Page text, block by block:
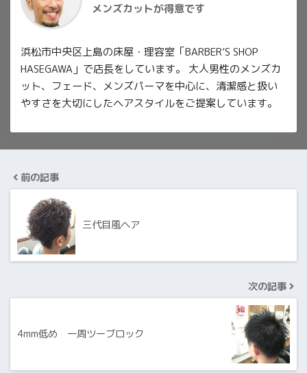
メンズカットが得意です
浜松市中央区上島の床屋・理容室「BARBER’S SHOP
HASEGAWA」で店長をしています。 大人男性のメンズカ
ット、フェード、メンズパーマを中心に、清潔感と扱い
やすさを大切にしたヘアスタイルをご提案しています。
前の記事
三代目風ヘア
次の記事
4mm低め 一周ツーブロック